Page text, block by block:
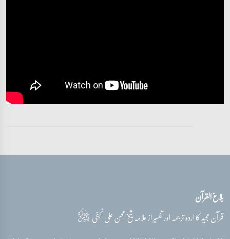
تفسیر قرآن سورہ ‎الرعد
بلاغ القرآن
قرآن مجید کا اردو ترجمہ اور تفسیر از علامہ شیخ محسن علی نجفیقدس‌سره